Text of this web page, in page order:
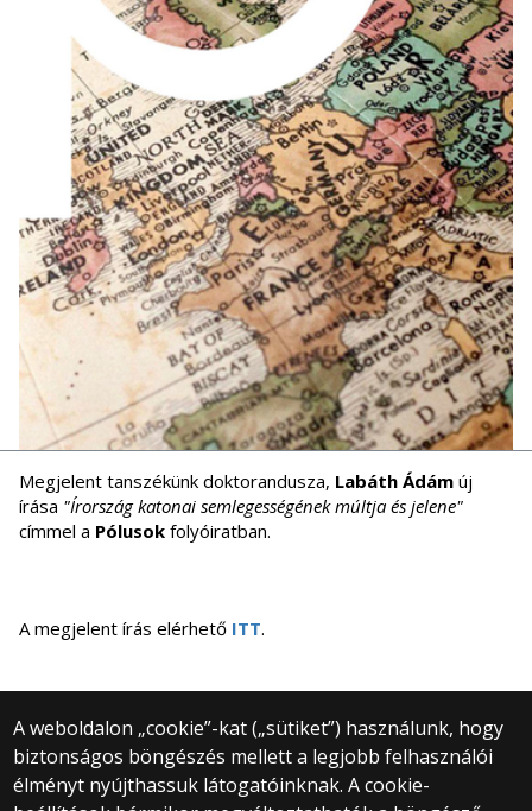
Megjelent tanszékünk doktorandusza, Labáth Ádám új
írása "Írország katonai semlegességének múltja és jelene"
címmel a Pólusok folyóiratban.
A megjelent írás elérhető ITT.
A weboldalon „cookie”-kat („sütiket”) használunk, hogy
biztonságos böngészés mellett a legjobb felhasználói
élményt nyújthassuk látogatóinknak. A cookie-
© 2025 Eötvös Loránd Tudományegyetem
Minden jog fenntartva.